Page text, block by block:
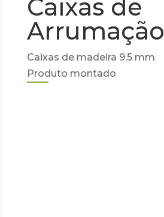
Caixas de
Arrumação
Caixas de madeira 9,5 mm
Produto montado